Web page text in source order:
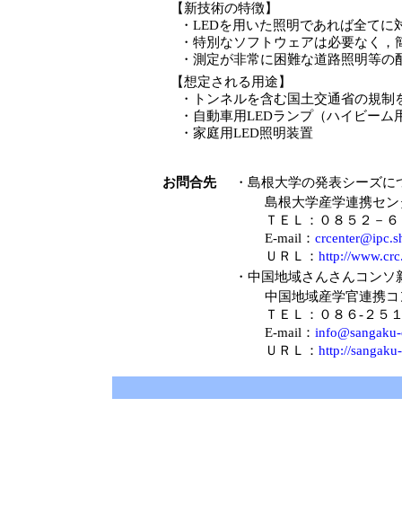
【新技術の特徴】
・ LEDを用いた照明であれば全てに
・ 特別なソフトウェアは必要なく，
・ 測定が非常に困難な道路照明等の
【想定される用途】
・
トンネルを含む国土交通省の規
・ 自動車用LEDランプ（ハイビーム
・ 家庭用LED照明装置
お問合先
・島根大学の発表シーズに
島根大学産学連携セ
ＴＥＬ：０８５２－
E-mail：
ＵＲＬ： http://
・中国地域さんさんコン
中国地域産学官連携
ＴＥＬ：０８６-２５
E-mail：
ＵＲＬ： http://